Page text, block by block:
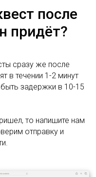
после
придёт?
сразу же после
в течении 1-2 минут
задержки в 10-15
то напишите нам
отправку и